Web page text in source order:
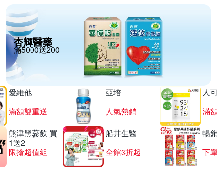
杏輝醫藥
滿5000送200
愛維他
滿額雙重送
亞培
人氣熱銷
人
滿
熊津黑蔘飲 買
1送2
限搶超值組
船井生醫
全館3折起
暢
下